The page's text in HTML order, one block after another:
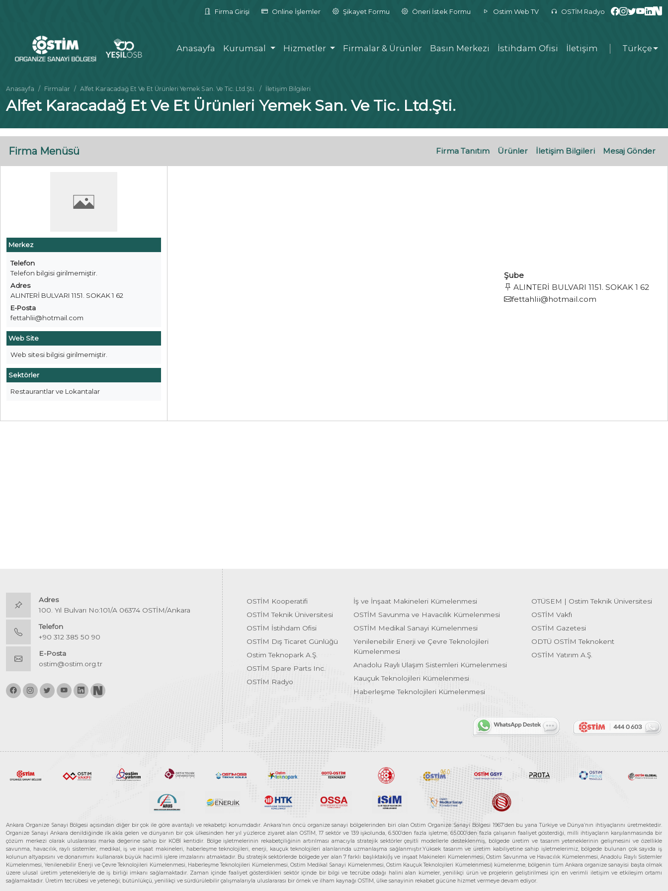
Firma Girişi Online İşlemler Şikayet Formu Öneri İstek Formu Ostim Web TV OSTİM Radyo
Anasayfa Kurumsal Hizmetler Firmalar & Ürünler Basın Merkezi İstihdam Ofisi İletişim Türkçe
Anasayfa Firmalar Alfet Karacadağ Et Ve Et Ürünleri Yemek San. Ve Tic. Ltd.Şti. İletişim Bilgileri
Alfet Karacadağ Et Ve Et Ürünleri Yemek San. Ve Tic. Ltd.Şti.
Firma Menüsü Firma Tanıtım Ürünler İletişim Bilgileri Mesaj Gönder
Merkez
Telefon
Telefon bilgisi girilmemiştir.
Adres
ALINTERİ BULVARI 1151. SOKAK 1 62
E-Posta
fettahlii@hotmail.com
Web Site
Web sitesi bilgisi girilmemiştir.
Sektörler
Restaurantlar ve Lokantalar
Şube
ALINTERİ BULVARI 1151. SOKAK 1 62
fettahlii@hotmail.com
Adres
100. Yıl Bulvarı No:101/A 06374 OSTİM/Ankara
Telefon
+90 312 385 50 90
E-Posta
ostim@ostim.org.tr
OSTİM Kooperatifi
OSTİM Teknik Üniversitesi
OSTİM İstihdam Ofisi
OSTİM Dış Ticaret Günlüğü
Ostim Teknopark A.Ş.
OSTİM Spare Parts Inc.
OSTİM Radyo
İş ve İnşaat Makineleri Kümelenmesi
OSTİM Savunma ve Havacılık Kümelenmesi
OSTİM Medikal Sanayi Kümelenmesi
Yenilenebilir Enerji ve Çevre Teknolojileri
Kümelenmesi
Anadolu Raylı Ulaşım Sistemleri Kümelenmesi
Kauçuk Teknolojileri Kümelenmesi
Haberleşme Teknolojileri Kümelenmesi
OTÜSEM | Ostim Teknik Üniversitesi
OSTİM Vakfı
OSTİM Gazetesi
ODTÜ OSTİM Teknokent
OSTİM Yatırım A.Ş.
Ankara Organize Sanayi Bölgesi açısından diğer bir çok ile göre avantajlı ve rekabetçi konumdadır. Ankara’nın öncü organize sanayi bölgelerinden biri olan Ostim Organize Sanayi Bölgesi 1967’den bu yana Türkiye ve Dünya’nın ihtiyaçlarını üretmektedir.
Organize Sanayi Ankara denildiğinde ilk akla gelen ve dünyanın bir çok ülkesinden her yıl yüzlerce ziyaret alan OSTİM, 17 sektör ve 139 işkolunda, 6.500’den fazla işletme, 65.000’den fazla çalışanın faaliyet gösterdiği, milli ihtiyaçların karşılanmasında bir
çözüm merkezi olarak uluslararası marka değerine sahip bir KOBİ kentidir. Bölge işletmelerinin rekabetçiliğinin artırılması amacıyla stratejik sektörler çeşitli modellerle desteklenmiş, bölgede üretim ve tasarım yeteneklerinin gelişmesini ve özellikle
savunma, havacılık, raylı sistemler, medikal, iş ve inşaat makineleri, haberleşme teknolojileri, enerji, kauçuk teknolojileri alanlarında uzmanlaşma sağlanmıştır.Yüksek tasarım ve üretim kabiliyetine sahip işletmelerimiz, bölgede bulunan çok sayıda iş
kolunun altyapısını ve donanımını kullanarak büyük hacimli işlere imzalarını atmaktadır. Bu stratejik sektörlerde bölgede yer alan 7 farklı başlıktaki(İş ve inşaat Makineleri Kümelenmesi, Ostim Savunma ve Havacılık Kümelenmesi, Anadolu Raylı Sistemler
Kümelenmesi, Yenilenebilir Enerji ve Çevre Teknolojileri Kümelenmesi, Haberleşme Teknolojileri Kümelenmesi, Ostim Medikal Sanayi Kümelenmesi, Ostim Kauçuk Teknolojileri Kümelenmesi) kümelenme, bölgenin tüm Ankara organize sanayisi başta olmak
üzere ulusal üretim yetenekleriyle de iş birliği imkanı sağlamaktadır. Zaman içinde faaliyet gösterdikleri sektör içinde bir bilgi ve tecrübe odağı halini alan kümeler, yenilikçi ürün ve projelerin geliştirilmesi için en verimli iletişim ve etkileşim ortamı
sağlamaktadır. Üretim tecrübesi ve yeteneği; bütünlükçü, yenilikçi ve sürdürülebilir çalışmalarıyla uluslararası bir örnek ve ilham kaynağı OSTİM, ülke sanayinin rekabet gücüne hizmet vermeye devam ediyor.